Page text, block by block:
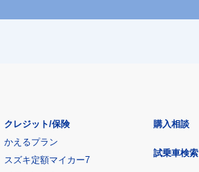
クレジット/保険
かえるプラン
スズキ定額マイカー7
購入相談
試乗車検索